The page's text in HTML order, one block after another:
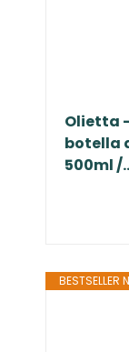
Olietta
botella
500ml /
BESTSELLER